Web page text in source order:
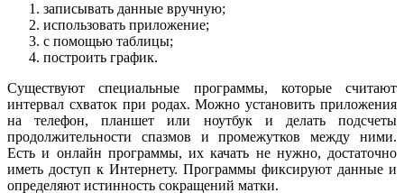
записывать данные вручную;
использовать приложение;
с помощью таблицы;
построить график.
Существуют специальные программы, которые считают
интервал схваток при родах. Можно установить приложения
на телефон, планшет или ноутбук и делать подсчеты
продолжительности спазмов и промежутков между ними.
Есть и онлайн программы, их качать не нужно, достаточно
иметь доступ к Интернету. Программы фиксируют данные и
определяют истинность сокращений матки.